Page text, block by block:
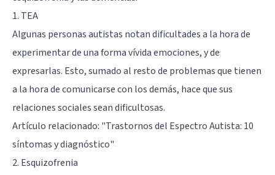
1. TEA
Algunas personas autistas notan dificultades a la hora de
experimentar de una forma vívida emociones, y de
expresarlas. Esto, sumado al resto de problemas que tienen
a la hora de comunicarse con los demás, hace que sus
relaciones sociales sean dificultosas.
Artículo relacionado: "Trastornos del Espectro Autista: 10
síntomas y diagnóstico"
2. Esquizofrenia